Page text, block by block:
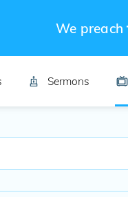
We preach
Sermons